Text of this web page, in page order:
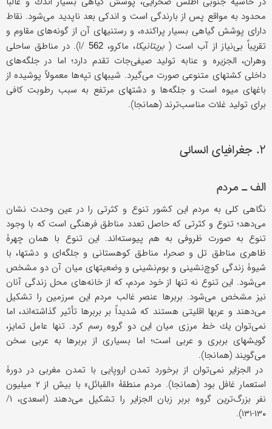
محدود به مواقع پس از بارندگی است و اندكی بعد ناپدید می‌شود. نقاط
دارای پوشش گیاهی بسیار پراكنده، و رستنیهای آن از گونه‌های مقاوم و
تقریباً بی‌نیاز از آب است (بریتانیكا، ماكرو، I/ 562
). در مناطق ساحلی
وهران، الجزیره و عنابه تولید صیفی‌جات تقدم دارد؛ اما در جلگه‌های
داخلی كشتهای متنوعی صورت می‌گیرد. شیبهای تپه‌ها معمولاً پوشیده از
باغهای میوه است و جلگه‌ها و دشتهای مرتفع به سبب رطوبت كافی
برای تولید غلات مناسب‌ترند (همانجا).
۲. جغرافیای انسانی
الف ـ مردم
نگاهی كلی به مردم این كشور تنوع و كثرتی را در عین وحدت نشان
می‌دهد؛ تنوع و كثرتی كه حاصل تعدد مناطق فرهنگی است كه با وجود
تنوع به صورت ظروفی به هم پیوسته‌اند. این تنوع با همان چهرۀ
ظاهری مناطق تل و صحرا، مناطق كوهستانی و جلگه‌ای و دشتها، با
شیوۀ زندگی كوچ‌نشینی و بوم‌نشینی و وضعیتهای میان آن دو مشخص
می‌شود. این تنوع نه تنها از خود مردم، كه از خانه‌های محل زندگی آنان
نیز مشخص می‌شود. بربرها عنصر غالب مردم این سرزمین را تشكیل
می‌دهند و عربها اقلیتی هستند كه شدیداً بر بربرها تأثیر گذاشته‌اند، اما
نمی‌توان یك خط مرزی میان این دو گروه رسم كرد. تنها عامل تمایز،
گویشهای بربری و عربی است؛ اما بسیاری از بربرها به عربی سخن
می‌گویند (همانجا).
در الجزایر نمی‌توان از برخورد تمدن اروپایی با تمدن مغربی در دورۀ
استعمار غافل بود (همانجا). مردم منطقۀ «القبائل» با بیش از ۲ میلیون
نفر بزرگ‌ترین گروه بربر زبان الجزایر را تشكیل می‌دهند (اسعدی، ۱/
۱۳۰-۱۳۱).